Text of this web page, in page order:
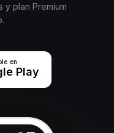
y plan Premium
en
Play